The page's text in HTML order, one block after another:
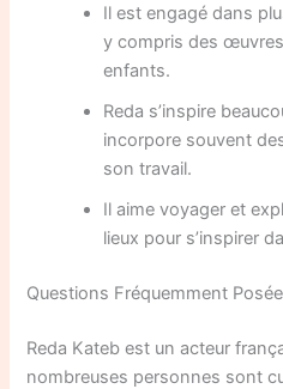
Il est engagé dans
y compris des
enfants.
Reda s’inspire
incorpore souvent
son travail.
Il aime voyager et
lieux pour s’inspirer
Questions Fréquemment
Reda Kateb est un acteur
nombreuses personnes sont